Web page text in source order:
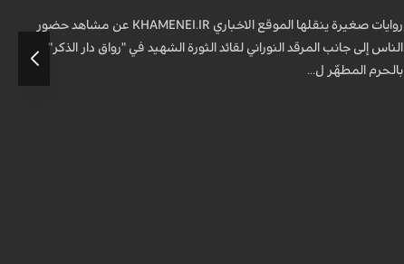
روايات صغيرة ينقلها الموقع الاخباري KHAMENEI.IR عن مشاهد حضور
الناس إلى جانب المرقد النوراني لقائد الثورة الشهيد في "رواق دار الذكر"
بالحرم المطهّر ل...